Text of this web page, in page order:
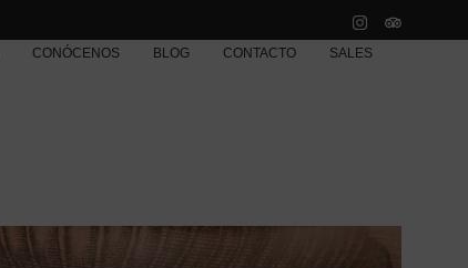
CONÓCENOS BLOG CONTACTO SALES